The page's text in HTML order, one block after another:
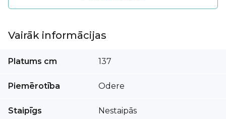
Vairāk informācijas
informācijas
Platums cm 137
Piemērotība Odere
Staipīgs Nestaipās